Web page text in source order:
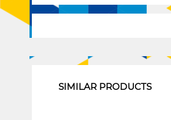
SIMILAR PRODUCTS